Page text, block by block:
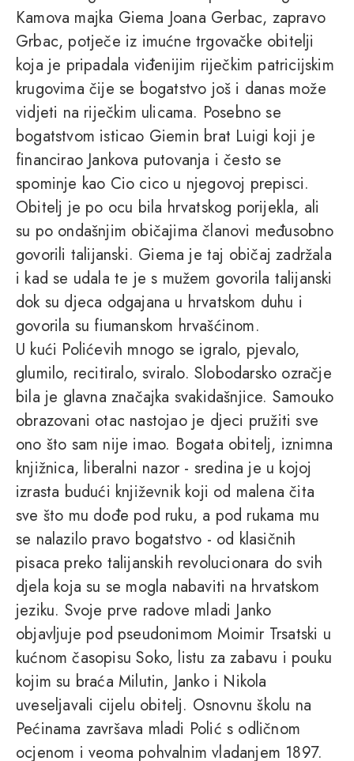
Kamova majka Giema Joana Gerbac, zapravo
Grbac, potječe iz imućne trgovačke obitelji
koja je pripadala viđenijim riječkim patricijskim
krugovima čije se bogatstvo još i danas može
vidjeti na riječkim ulicama. Posebno se
bogatstvom isticao Giemin brat Luigi koji je
financirao Jankova putovanja i često se
spominje kao Cio cico u njegovoj prepisci.
Obitelj je po ocu bila hrvatskog porijekla, ali
su po ondašnjim običajima članovi međusobno
govorili talijanski. Giema je taj običaj zadržala
i kad se udala te je s mužem govorila talijanski
dok su djeca odgajana u hrvatskom duhu i
govorila su fiumanskom hrvašćinom.
U kući Polićevih mnogo se igralo, pjevalo,
glumilo, recitiralo, sviralo. Slobodarsko ozračje
bila je glavna značajka svakidašnjice. Samouko
obrazovani otac nastojao je djeci pružiti sve
ono što sam nije imao. Bogata obitelj, iznimna
knjižnica, liberalni nazor - sredina je u kojoj
izrasta budući književnik koji od malena čita
sve što mu dođe pod ruku, a pod rukama mu
se nalazilo pravo bogatstvo - od klasičnih
pisaca preko talijanskih revolucionara do svih
djela koja su se mogla nabaviti na hrvatskom
jeziku. Svoje prve radove mladi Janko
objavljuje pod pseudonimom Moimir Trsatski u
kućnom časopisu Soko, listu za zabavu i pouku
kojim su braća Milutin, Janko i Nikola
uveseljavali cijelu obitelj. Osnovnu školu na
Pećinama završava mladi Polić s odličnom
ocjenom i veoma pohvalnim vladanjem 1897.